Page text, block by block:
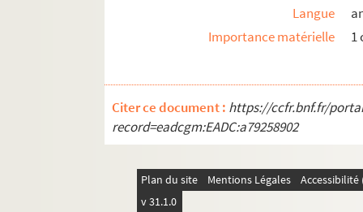
François MÉJAN
Marcel MERLE
Paul MESPLÉ
Robert MESURET
METROPOLITAN Museum of Art (The)
Langue
Importance matérielle
1
Citer ce document : https://ccfr.bnf.fr/
record=eadcgm:EADC:a79258902
Plan du site Mentions Légales
v 31.1.0